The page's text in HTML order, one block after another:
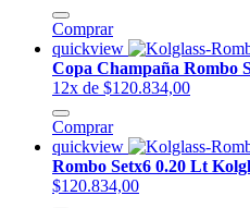
Comprar
quickview
Copa Champaña Rombo
12x de $120.834,00
Comprar
quickview
Rombo Setx6 0.20 Lt
$120.834,00